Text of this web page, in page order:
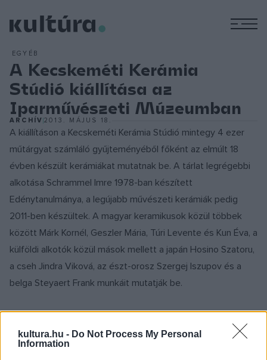
kultura.hu - Do Not Process My Personal
Information
EGYÉB
A Kecskeméti Kerámia
Stúdió kiállítása az
Iparművészeti Múzeumban
ARCHÍV2013. MÁJUS 18.
A kiállításon a Kecskeméti Kerámia Stúdió mintegy 4 ezer
műtárgyat számláló gyűjteményéből főként az elmúlt 18
évben készült kerámiákat mutatnak be. A tárlat legrégebbi
alkotása Schrammel Imre 1978-ban készített
Edénytanulmánya, a legújabb művészeti kerámiák pedig
2011-ben készültek. A magyar keramikusok közül többek
között Márk Kornél, Geszler Mária, Túri Levente és Kun Éva, a
külföldi alkotók közül mások mellett a japán Hosino Szatoru,
a cseh Jindra Viková, az észt-orosz Szergej Iszupov és a
belga Steyaert Frank munkáit mutatják be.
kiállítás megnyitóján felidézte, hogy másfél évvel ezelőtt
látogatott el kollégáival Kecskemétre, "ahol váratlanul